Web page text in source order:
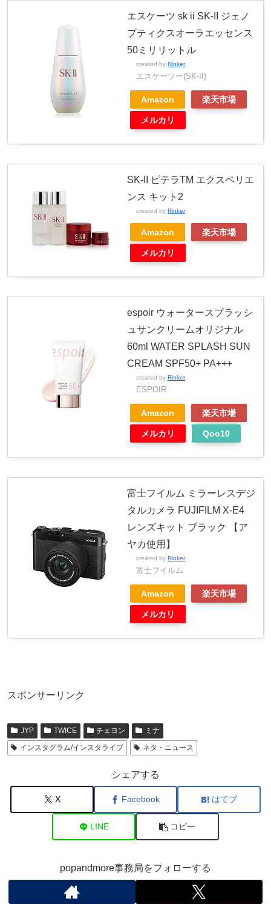
エスケーツ sk ii SK-II ジェノ
プティクスオーラエッセンス
50ミリリットル
created by Rinker
エスケーツー(SK-II)
Amazon 楽天市場
メルカリ
SK-II ピテラTM エクスペリエ
ンス キット2
created by Rinker
Amazon 楽天市場
メルカリ
espoir ウォータースプラッシ
ュサンクリームオリジナル
60ml WATER SPLASH SUN
CREAM SPF50+ PA+++
created by Rinker
ESPOIR
Amazon 楽天市場
メルカリ Qoo10
富士フイルム ミラーレスデジ
タルカメラ FUJIFILM X-E4
レンズキット ブラック 【ア
ヤカ使用】
created by Rinker
富士フイルム
Amazon 楽天市場
メルカリ
スポンサーリンク
JYP TWICE チェヨン
ミナ
インスタグラム/インスタライブ
ネタ・ニュース
シェアする
X Facebook はてブ
LINE コピー
popandmore事務局をフォローする